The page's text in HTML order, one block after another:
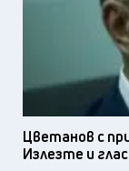
Цветанов с
Излезте и